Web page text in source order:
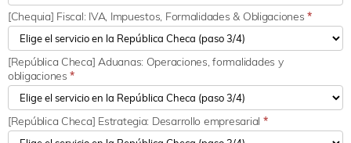
[Chequia] Fiscal: IVA, Impuestos, Formalidades & Obligaciones*
[República Checa] Aduanas: Operaciones, formalidades y
obligaciones*
[República Checa] Estrategia: Desarrollo empresarial *